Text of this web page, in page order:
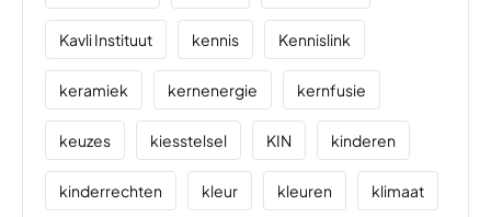
Kavli Instituut kennis Kennislink
keramiek kernenergie kernfusie
keuzes kiesstelsel KIN kinderen
kinderrechten kleur kleuren klimaat